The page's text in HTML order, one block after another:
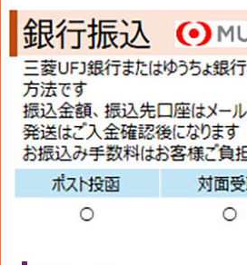
ウォーマスターズ
エアテックス
エアフィックス
AFVクラブ